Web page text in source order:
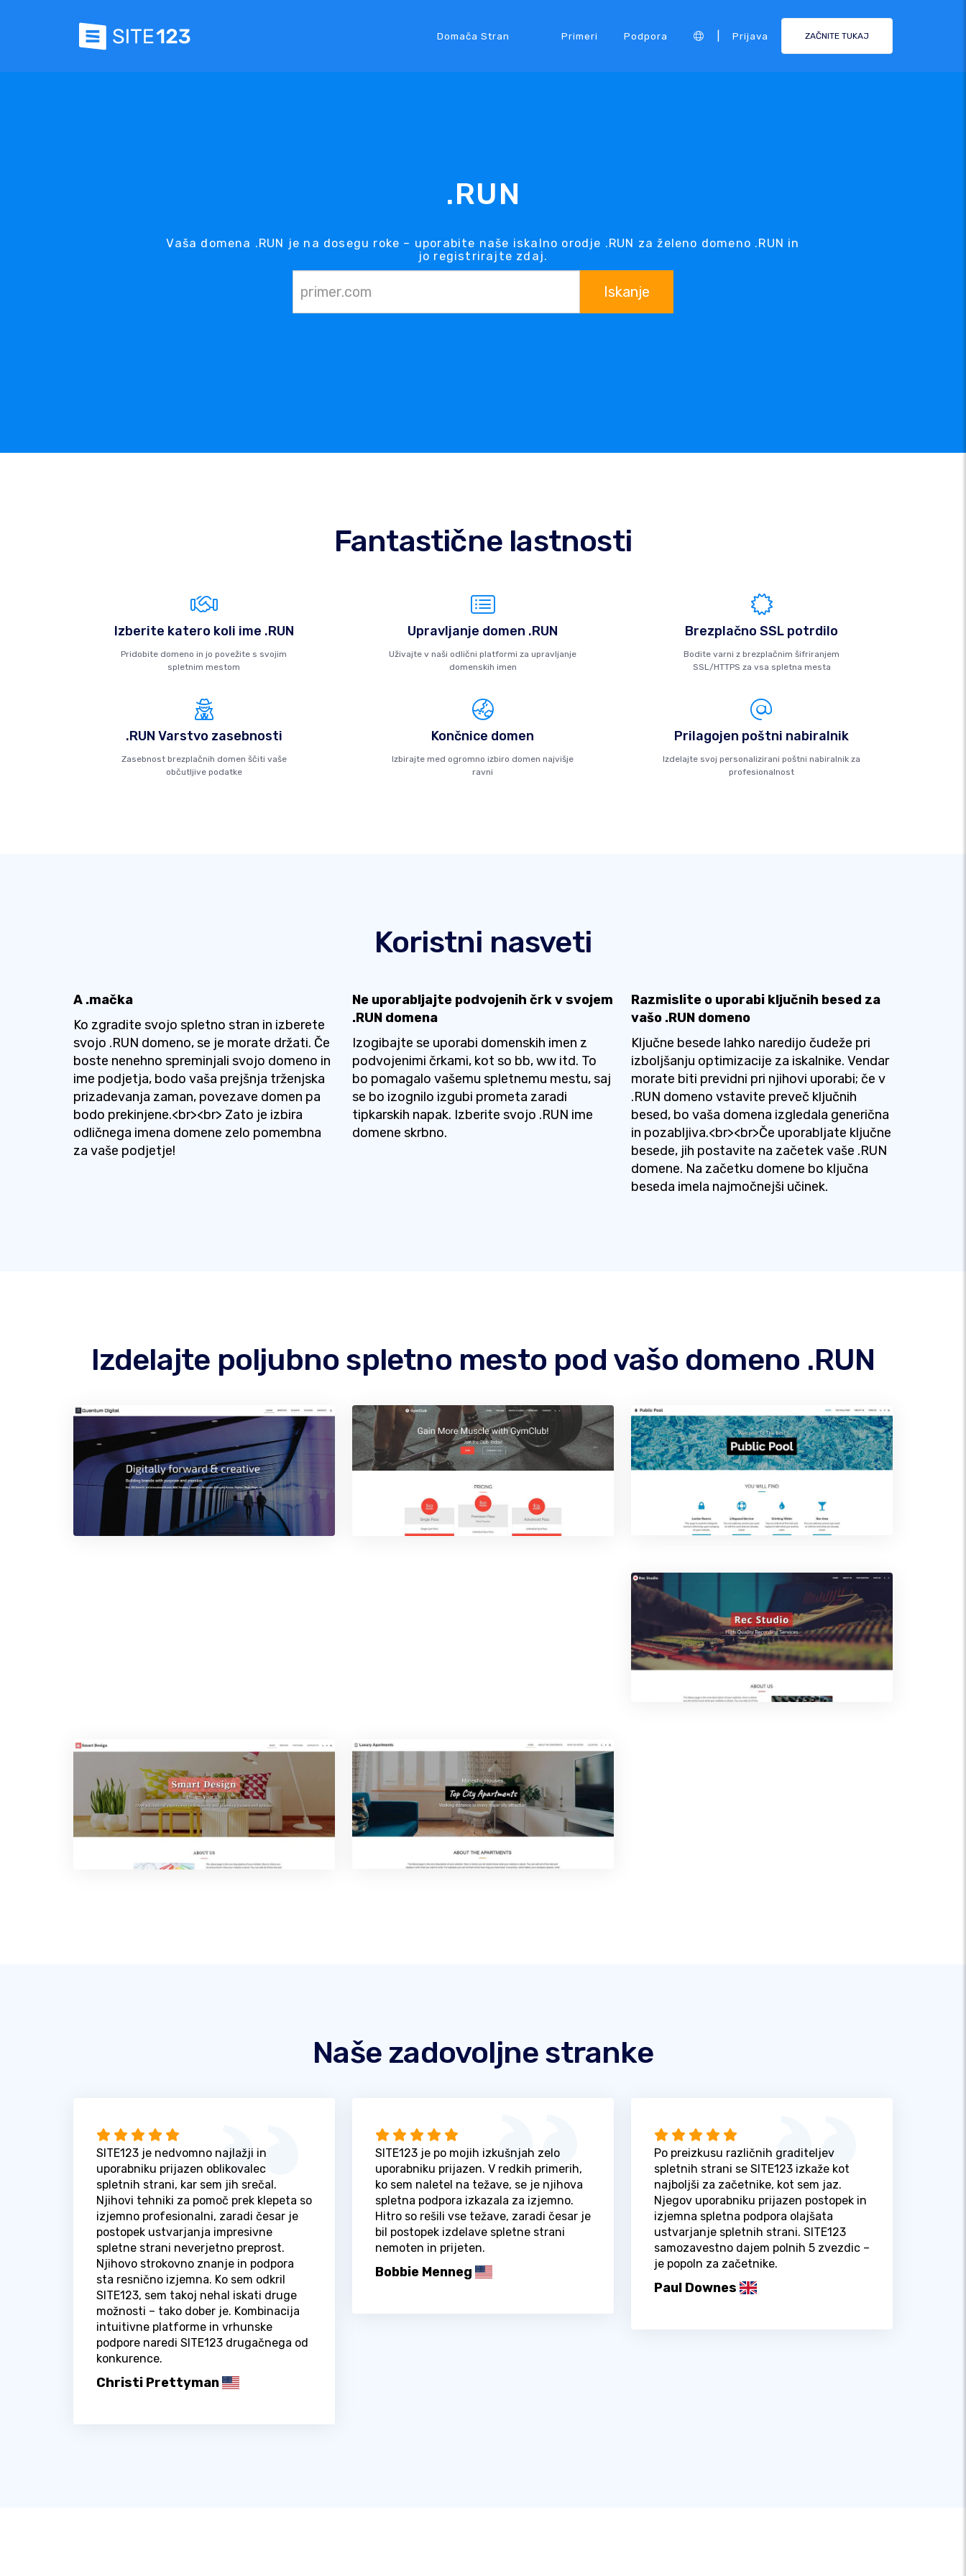
Domača Stran Primeri Podpora Prijava ZAČNITE TUKAJ
.RUN
Vaša domena .RUN je na dosegu roke – uporabite naše iskalno orodje .RUN za želeno domeno .RUN in
jo registrirajte zdaj.
Iskanje
Fantastične lastnosti
Izberite katero koli ime .RUN
Pridobite domeno in jo povežite s svojim
spletnim mestom
Upravljanje domen .RUN
Uživajte v naši odlični platformi za upravljanje
domenskih imen
Brezplačno SSL potrdilo
Bodite varni z brezplačnim šifriranjem
SSL/HTTPS za vsa spletna mesta
.RUN Varstvo zasebnosti
Zasebnost brezplačnih domen ščiti vaše
občutljive podatke
Končnice domen
Izbirajte med ogromno izbiro domen najvišje
ravni
Prilagojen poštni nabiralnik
Izdelajte svoj personalizirani poštni nabiralnik za
profesionalnost
Koristni nasveti
A .mačka
Ko zgradite svojo spletno stran in izberete
svojo .RUN domeno, se je morate držati. Če
boste nenehno spreminjali svojo domeno in
ime podjetja, bodo vaša prejšnja trženjska
prizadevanja zaman, povezave domen pa
bodo prekinjene.<br><br> Zato je izbira
odličnega imena domene zelo pomembna
za vaše podjetje!
Ne uporabljajte podvojenih črk v svojem
.RUN domena
Izogibajte se uporabi domenskih imen z
podvojenimi črkami, kot so bb, ww itd. To
bo pomagalo vašemu spletnemu mestu, saj
se bo izognilo izgubi prometa zaradi
tipkarskih napak. Izberite svojo .RUN ime
domene skrbno.
Razmislite o uporabi ključnih besed za
vašo .RUN domeno
Ključne besede lahko naredijo čudeže pri
izboljšanju optimizacije za iskalnike. Vendar
morate biti previdni pri njihovi uporabi; če v
.RUN domeno vstavite preveč ključnih
besed, bo vaša domena izgledala generična
in pozabljiva.<br><br>Če uporabljate ključne
besede, jih postavite na začetek vaše .RUN
domene. Na začetku domene bo ključna
beseda imela najmočnejši učinek.
Izdelajte poljubno spletno mesto pod vašo domeno .RUN
Naše zadovoljne stranke
SITE123 je nedvomno najlažji in
uporabniku prijazen oblikovalec
spletnih strani, kar sem jih srečal.
Njihovi tehniki za pomoč prek klepeta so
izjemno profesionalni, zaradi česar je
postopek ustvarjanja impresivne
spletne strani neverjetno preprost.
Njihovo strokovno znanje in podpora
sta resnično izjemna. Ko sem odkril
SITE123, sem takoj nehal iskati druge
možnosti – tako dober je. Kombinacija
intuitivne platforme in vrhunske
podpore naredi SITE123 drugačnega od
konkurence.
Christi Prettyman
SITE123 je po mojih izkušnjah zelo
uporabniku prijazen. V redkih primerih,
ko sem naletel na težave, se je njihova
spletna podpora izkazala za izjemno.
Hitro so rešili vse težave, zaradi česar je
bil postopek izdelave spletne strani
nemoten in prijeten.
Bobbie Menneg
Po preizkusu različnih graditeljev
spletnih strani se SITE123 izkaže kot
najboljši za začetnike, kot sem jaz.
Njegov uporabniku prijazen postopek in
izjemna spletna podpora olajšata
ustvarjanje spletnih strani. SITE123
samozavestno dajem polnih 5 zvezdic –
je popoln za začetnike.
Paul Downes